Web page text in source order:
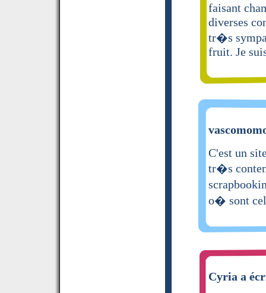
faisant
diverses
tr�s
fruit. Je
C'est un
tr�s
o� sont
Cyria a